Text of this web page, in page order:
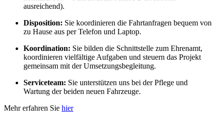
ausreichend).
Disposition: Sie koordinieren die Fahrtanfragen bequem von
zu Hause aus per Telefon und Laptop.
Koordination: Sie bilden die Schnittstelle zum Ehrenamt,
koordinieren vielfältige Aufgaben und steuern das Projekt
gemeinsam mit der Umsetzungsbegleitung.
Serviceteam: Sie unterstützen uns bei der Pflege und
Wartung der beiden neuen Fahrzeuge.
Mehr erfahren Sie hier